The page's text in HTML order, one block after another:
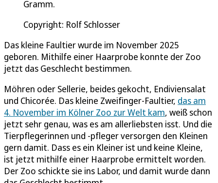
Gramm.
Copyright: Rolf Schlosser
Das kleine Faultier wurde im November 2025
geboren. Mithilfe einer Haarprobe konnte der Zoo
jetzt das Geschlecht bestimmen.
Möhren oder Sellerie, beides gekocht, Endiviensalat
und Chicorée. Das kleine Zweifinger-Faultier, das am
4. November im Kölner Zoo zur Welt kam, weiß schon
jetzt sehr genau, was es am allerliebsten isst. Und die
Tierpflegerinnen und -pfleger versorgen den Kleinen
gern damit. Dass es ein Kleiner ist und keine Kleine,
ist jetzt mithilfe einer Haarprobe ermittelt worden.
Der Zoo schickte sie ins Labor, und damit wurde dann